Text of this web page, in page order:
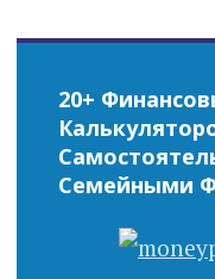
20+
Семейными